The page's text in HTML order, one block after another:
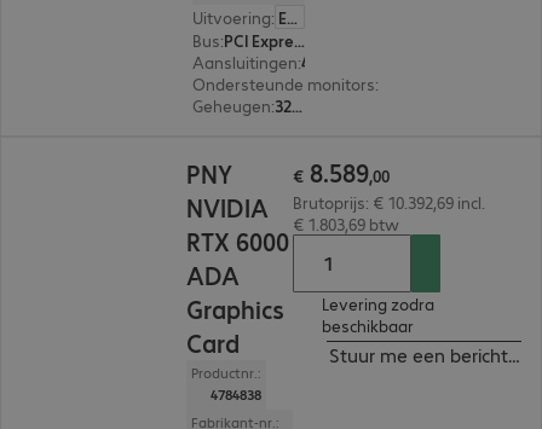
Uitvoering: Europa
Bus:
PCI Express x16
Aansluitingen:
Ondersteunde monitors:
Geheugen: 32 GB
PNY
NVIDIA
RTX 6000
ADA
Graphics
Card
Productnr.:
4784838
Fabrikant-nr.:
€ 8.589,00
Brutoprijs: € 10.392,69 incl.
€ 1.803,69 btw
Levering zodra
beschikbaar
Stuur me een bericht